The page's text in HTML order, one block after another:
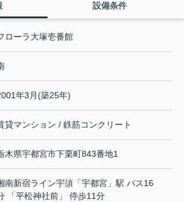
設備条件
ローラ大塚壱番館
年3月(築25年)
貸マンション / 鉄筋コンクリート
木県宇都宮市下栗町843番地1
南新宿ライン宇須 「宇都宮 」駅 バス16
「平松神社前」 停歩11分